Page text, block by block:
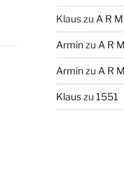
Klauszu A R
Arminzu A R
Arminzu A R
Klauszu 1551